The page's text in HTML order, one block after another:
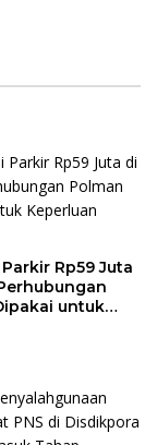
Rp59 Juta
untuk